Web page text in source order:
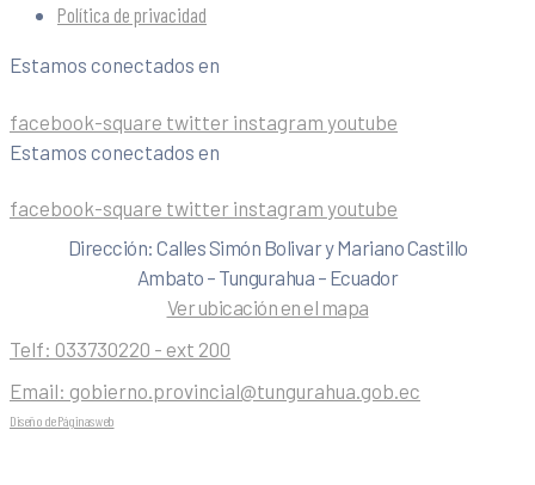
Política de privacidad
Estamos conectados en
facebook-square twitter instagram youtube
Estamos conectados en
facebook-square twitter instagram youtube
Dirección: Calles Simón Bolivar y Mariano Castillo
Ambato – Tungurahua – Ecuador
Ver ubicación en el mapa
Telf: 033730220 - ext 200
Email: gobierno.provincial@tungurahua.gob.ec
Diseño de Páginas web